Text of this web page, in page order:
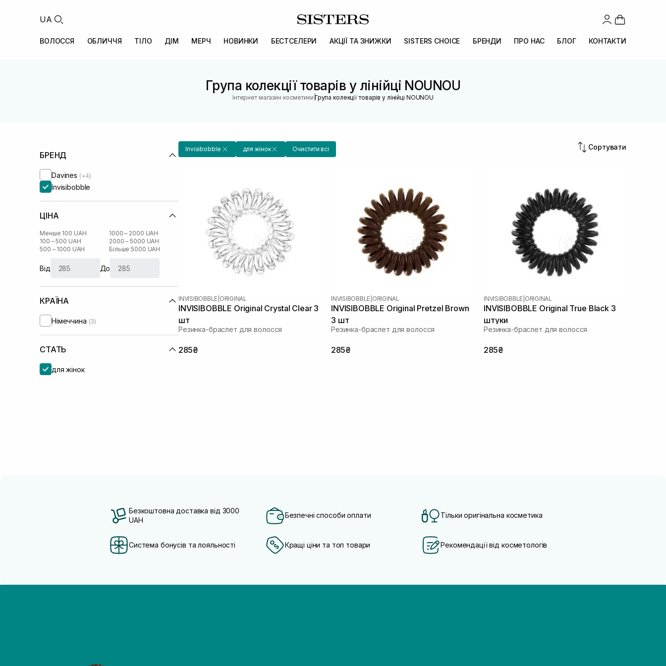
UA
ВОЛОССЯ ОБЛИЧЧЯ ТІЛО ДІМ МЕРЧ НОВИНКИ БЕСТСЕЛЕРИ АКЦІЇ ТА ЗНИЖКИ SISTERS CHOICE БРЕНДИ ПРО НАС БЛОГ КОНТАКТИ
Група колекції товарів у лінійці NOUNOU
Інтернет магазин косметики |Група колекції товарів у лінійці NOUNOU
БРЕНД
Davines (+4)
Invisibobble
ЦІНА
Менше 100 UAH
100 – 500 UAH
500 – 1000 UAH
1000 – 2000 UAH
2000 – 5000 UAH
Більше 5000 UAH
Від До
КРАЇНА
Німеччина (3)
СТАТЬ
для жінок
Invisibobble для жінок Очистити всі Сортувати
INVISIBOBBLE ORIGINAL
INVISIBOBBLE Original Crystal Clear 3
шт
Резинка-браслет для волосся
285₴
INVISIBOBBLE ORIGINAL
INVISIBOBBLE Original Pretzel Brown
3 шт
Резинка-браслет для волосся
285₴
INVISIBOBBLE ORIGINAL
INVISIBOBBLE Original True Black 3
штуки
Резинка-браслет для волосся
285₴
Безкоштовна доставка від 3000
UAH
Безпечні способи оплати Тільки оригінальна косметика
Система бонусів та лояльності Кращі ціни та топ товари Рекомендації від косметологів